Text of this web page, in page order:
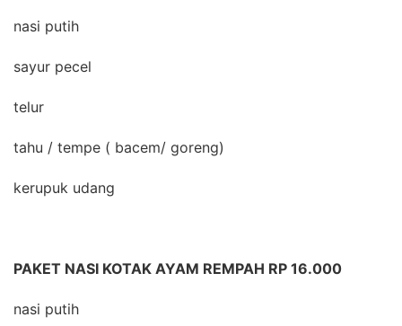
nasi putih
sayur pecel
telur
tahu / tempe ( bacem/ goreng)
kerupuk udang
PAKET NASI KOTAK AYAM REMPAH RP 16.000
nasi putih